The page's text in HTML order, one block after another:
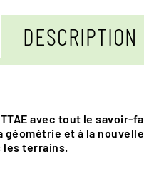
DESCRIPTION
avec tout le
géométrie et à la
terrains.